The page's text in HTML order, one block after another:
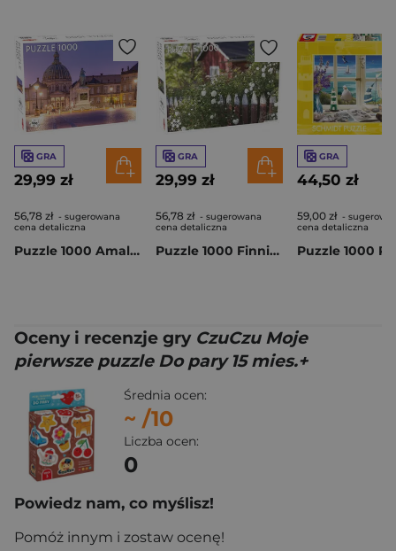
GRA
29,99 zł
56,78 zł - sugerowana
cena detaliczna
Puzzle 1000 Amalienborg 56697
GRA
29,99 zł
56,78 zł - sugerowana
cena detaliczna
Puzzle 1000 Finnish Summer Cottage 56685
GRA
44,50 zł
59,00 zł -
cena detaliczna
Oceny i recenzje gry CzuCzu Moje
pierwsze puzzle Do pary 15 mies.+
Średnia ocen:
~ /10
Liczba ocen:
0
Powiedz nam, co myślisz!
Pomóż innym i zostaw ocenę!